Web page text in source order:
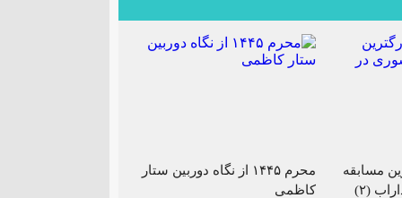
مسابقه
(۲)
محرم ۱۴۴۵ از نگاه دوربین ستار
کاظمی